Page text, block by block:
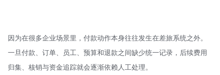
因为在很多企业场景里，付款动作本身往往发生在差旅系统之外。
一旦付款、订单、员工、预算和退款之间缺少统一记录，后续费用
归集、核销与资金追踪就会逐渐依赖人工处理。